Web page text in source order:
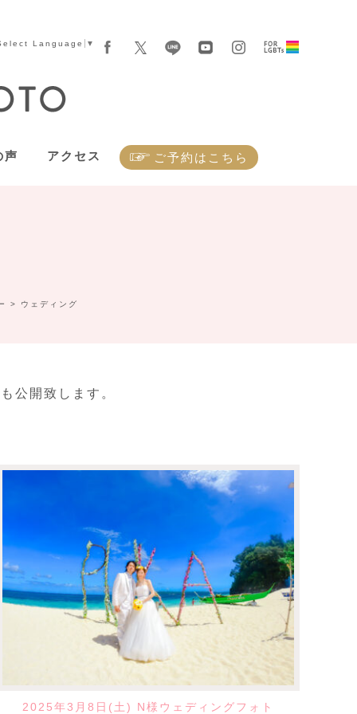
声 アクセス ご予約はこちら
Language ▼
> ウェディング
公開致します。
2025年3月8日(土) N様ウェディングフォト